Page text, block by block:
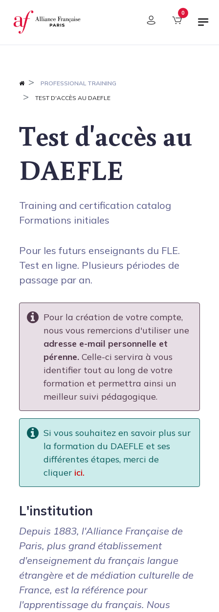
Cookies management panel 0
PROFESSIONAL TRAINING
TEST D'ACCÈS AU DAEFLE
Test d'accès au
DAEFLE
Training and certification catalog
Formations initiales
Pour les futurs enseignants du FLE.
Test en ligne. Plusieurs périodes de
passage par an.
Pour la création de votre compte,
nous vous remercions d'utiliser une
adresse e-mail personnelle et
pérenne. Celle-ci servira à vous
identifier tout au long de votre
formation et permettra ainsi un
meilleur suivi pédagogique.
Si vous souhaitez en savoir plus sur
la formation du DAEFLE et ses
différentes étapes, merci de
cliquer ici.
L'institution
Depuis 1883, l'Alliance Française de
Paris, plus grand établissement
d'enseignement du français langue
étrangère et de médiation culturelle de
France, est la référence pour
l'apprentissage du français. Nous